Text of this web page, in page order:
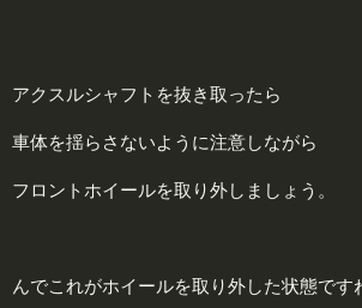
アクスルシャフトを抜き取ったら
車体を揺らさないように注意しながら
フロントホイールを取り外しましょう。
んでこれがホイールを取り外した状態です